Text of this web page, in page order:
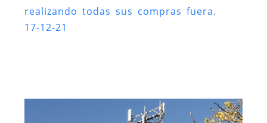
realizando todas sus compras fuera.
17-12-21